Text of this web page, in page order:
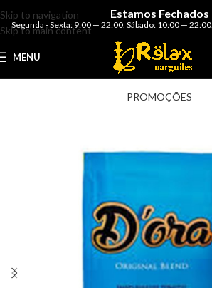
Skip to navigation
Skip to main content
Estamos Fechados
Segunda - Sexta: 9:00 — 22:00 Sábado: 10:00 — 22:00
MENU
PROMOÇÕES